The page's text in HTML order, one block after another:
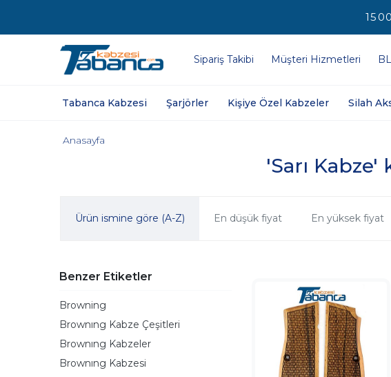
Sipariş Takibi Müşteri Hizmetleri
Tabanca Kabzesi Şarjörler Kişiye Özel Kabzeler Silah
'Sarı
Anasayfa
Ürün ismine göre (A-Z) En düşük fiyat En yüksek fiyat
Benzer Etiketler
Browning
Brownıng Kabze Çeşitleri
Brownıng Kabzeler
Brownıng Kabzesi